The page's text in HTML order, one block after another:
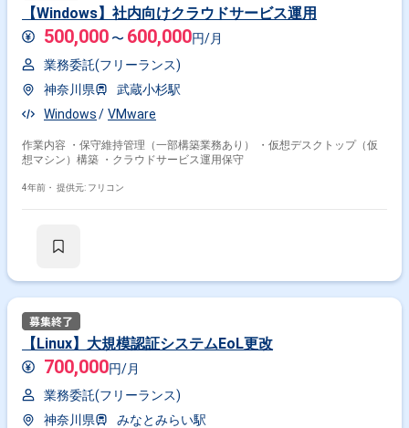
【Windows】社内向けクラウドサービス運用
500,000 〜 600,000円/月
業務委託(フリーランス)
神奈川県
武蔵小杉駅
Windows
VMware
作業内容 ・保守維持管理（一部構築業務あり） ・仮想デスクトップ（仮
想マシン）構築 ・クラウドサービス運用保守
4年前・ 提供元: フリコン
【Linux】大規模認証システムEoL更改
700,000円/月
業務委託(フリーランス)
神奈川県
みなとみらい駅